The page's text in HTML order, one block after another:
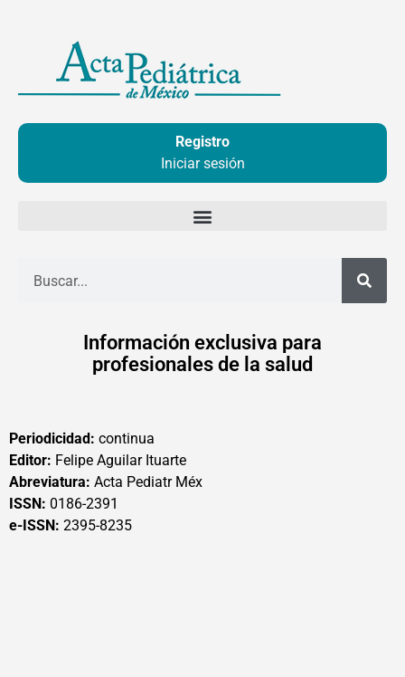
contenido
Registro
Iniciar sesión
Información exclusiva para
profesionales de la salud
Periodicidad: continua
Editor: Felipe Aguilar Ituarte
Abreviatura: Acta Pediatr Méx
ISSN: 0186-2391
e-ISSN: 2395-8235